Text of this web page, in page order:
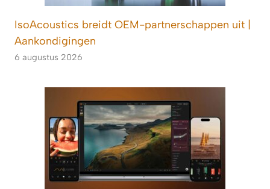
IsoAcoustics breidt OEM-partnerschappen uit |
Aankondigingen
6 augustus 2026